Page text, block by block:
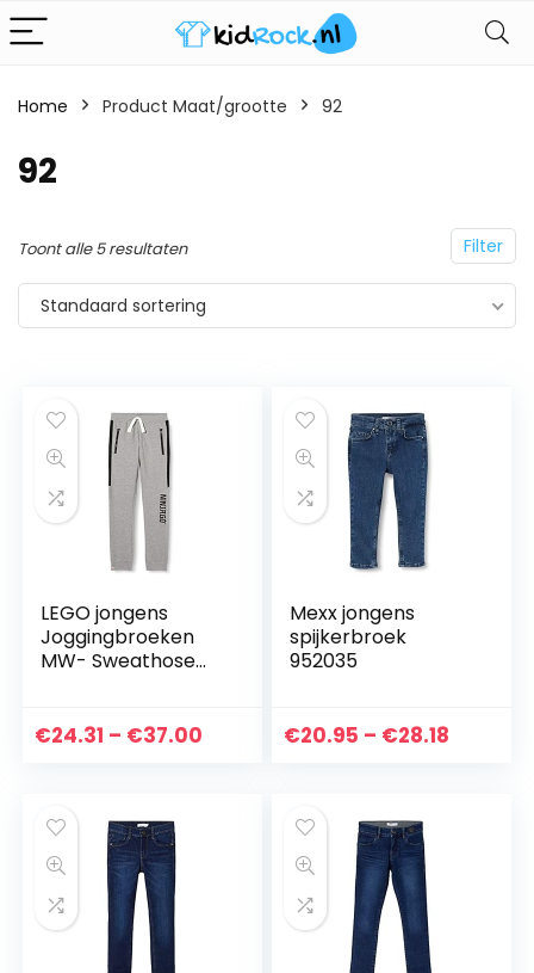
Home Product Maat/grootte 92
92
Filter
Toont alle 5 resultaten
Standaard sortering
LEGO jongens
Joggingbroeken
MW- Sweathose
€24.31 – €37.00 Prijsklasse:
Mexx jongens
spijkerbroek
952035
€20.95 – €28.18